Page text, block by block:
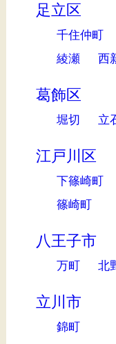
足立区
千住仲町
綾瀬
西
葛飾区
堀切 立
江戸川区
下篠崎町
篠崎町
八王子市
万町 北
立川市
錦町